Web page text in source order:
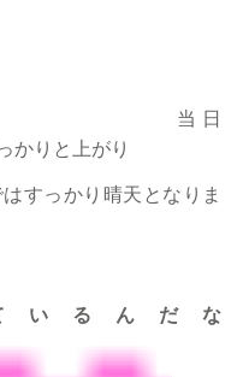
当日
かりと上がり
すっかり晴天となりま
いるんだな